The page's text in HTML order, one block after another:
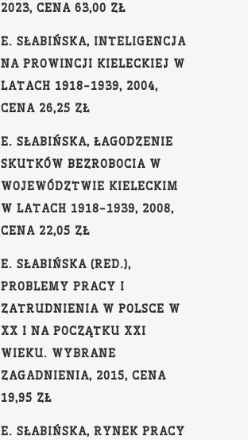
2023, CENA 63,00 ZŁ
E. SŁABIŃSKA, INTELIGENCJA
NA PROWINCJI KIELECKIEJ W
LATACH 1918-1939, 2004,
CENA 26,25 ZŁ
E. SŁABIŃSKA, ŁAGODZENIE
SKUTKÓW BEZROBOCIA W
WOJEWÓDZTWIE KIELECKIM
W LATACH 1918-1939, 2008,
CENA 22,05 ZŁ
E. SŁABIŃSKA (RED.),
PROBLEMY PRACY I
ZATRUDNIENIA W POLSCE W
XX I NA POCZĄTKU XXI
WIEKU. WYBRANE
ZAGADNIENIA, 2015, CENA
19,95 ZŁ
E. SŁABIŃSKA, RYNEK PRACY